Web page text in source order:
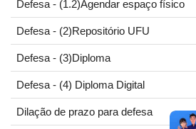
Defesa - (1.2)Agendar espaço físico
Defesa - (2)Repositório UFU
Defesa - (3)Diploma
Defesa - (4) Diploma Digital
Dilação de prazo para defesa